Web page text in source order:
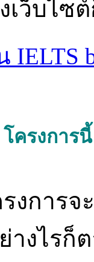
เว็บไซ
โครงกา
งการ
างไรก็